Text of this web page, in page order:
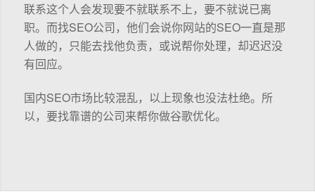
联系这个人会发现要不就联系不上，要不就说已离
职。而找SEO公司，他们会说你网站的SEO一直是那
人做的，只能去找他负责，或说帮你处理，却迟迟没
有回应。
国内SEO市场比较混乱，以上现象也没法杜绝。所
以，要找靠谱的公司来帮你做谷歌优化。